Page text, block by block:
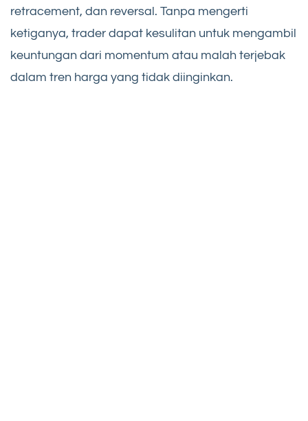
retracement, dan reversal. Tanpa mengerti
ketiganya, trader dapat kesulitan untuk mengambil
keuntungan dari momentum atau malah terjebak
dalam tren harga yang tidak diinginkan.